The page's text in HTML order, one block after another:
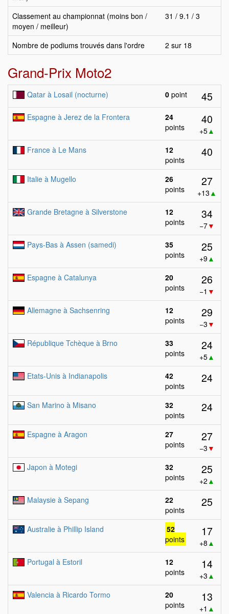
Classement au championnat (moins bon /
moyen / meilleur)
31 / 9.1 / 3
Nombre de podiums trouvés dans l'ordre 2 sur 18
Grand-Prix Moto2
Qatar à Losail (nocturne) 0 point 45
Espagne à Jerez de la Frontera
24
points
40
+5▲
France à Le Mans
12
points
40
Italie à Mugello
26
points
27
+13 ▲
Grande Bretagne à Silverstone
12
points
34
−7▼
Pays-Bas à Assen (samedi)
35
points
25
+9▲
Espagne à Catalunya
20
points
26
−1 ▼
Allemagne à Sachsenring
12
points
29
−3 ▼
République Tchèque à Brno
33
points
24
+5▲
Etats-Unis à Indianapolis
42
points
24
San Marino à Misano
32
points
24
Espagne à Aragon
27
points
27
−3 ▼
Japon à Motegi
32
points
25
+2 ▲
Malaysie à Sepang
22
points
25
Australie à Phillip Island
52
points
17
+8 ▲
Portugal à Estoril
12
points
14
+3 ▲
Valencia à Ricardo Tormo
20
points
13
+1 ▲